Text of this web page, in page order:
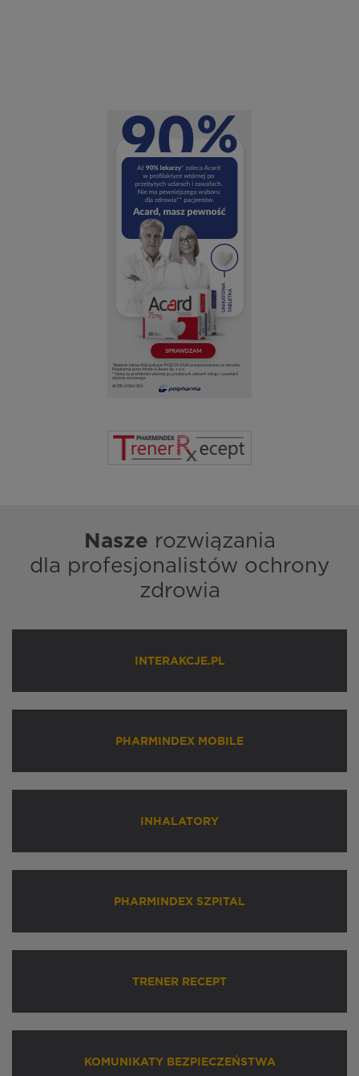
Nasze rozwiązania
dla profesjonalistów ochrony
zdrowia
INTERAKCJE.PL
PHARMINDEX MOBILE
INHALATORY
PHARMINDEX SZPITAL
TRENER RECEPT
KOMUNIKATY BEZPIECZEŃSTWA